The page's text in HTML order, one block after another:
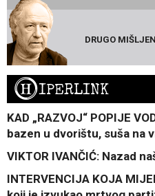
DRUGO
HIPERLINK
KAD „RAZVOJ“ POPIJE
bazen u dvorištu, suša na
VIKTOR IVANČIĆ: Nazad
INTERVENCIJA KOJA